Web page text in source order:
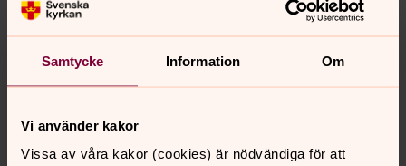
Samtycke Information Om
Vi använder kakor
Vissa av våra kakor (cookies) är nödvändiga för att
församlingsgemenskap
perspektivförändring som tar tid, med utbildning och
processarbete både i församling och på stiftsnivå. Att
viktig pusselbit, skriver biskop Teresia Boström.